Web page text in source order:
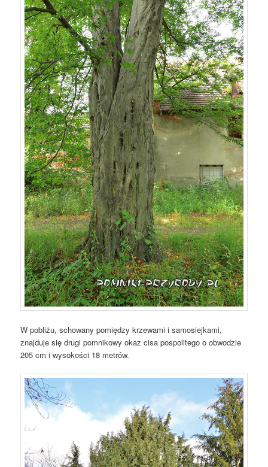
W pobliżu, schowany pomiędzy krzewami i samosiejkami,
znajduje się drugi pomnikowy okaz cisa pospolitego o obwodzie
205 cm i wysokości 18 metrów.